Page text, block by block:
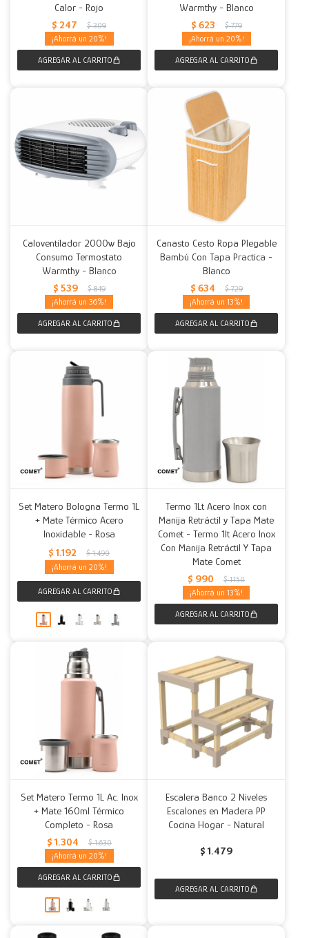
Calor - Rojo
$ 247 $ 309
20
Warmthy - Blanco
$ 623 $ 779
20
Caloventilador 2000w Bajo
Consumo Termostato
Warmthy - Blanco
$ 539 $ 849
36
Canasto Cesto Ropa Plegable
Bambú Con Tapa Practica -
Blanco
$ 634 $ 729
13
Set Matero Bologna Termo 1L
+ Mate Térmico Acero
Inoxidable - Rosa
$ 1.192 $ 1.490
20
Termo 1Lt Acero Inox con
Manija Retráctil y Tapa Mate
Comet - Termo 1lt Acero Inox
Con Manija Retráctil Y Tapa
Mate Comet
$ 990 $ 1.150
13
Set Matero Termo 1L Ac. Inox
+ Mate 160ml Térmico
Completo - Rosa
$ 1.304 $ 1.630
20
Escalera Banco 2 Niveles
Escalones en Madera PP
Cocina Hogar - Natural
$ 1.479